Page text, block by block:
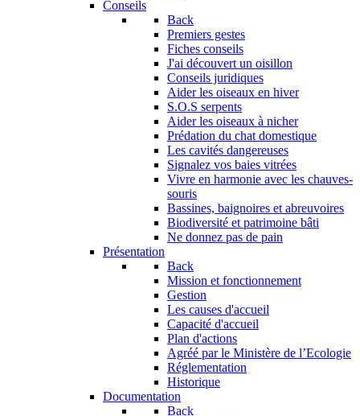
Conseils
Back
Premiers gestes
Fiches conseils
J'ai découvert un oisillon
Conseils juridiques
Aider les oiseaux en hiver
S.O.S serpents
Aider les oiseaux à nicher
Prédation du chat domestique
Les cavités dangereuses
Signalez vos baies vitrées
Vivre en harmonie avec les chauves-
souris
Bassines, baignoires et abreuvoires
Biodiversité et patrimoine bâti
Ne donnez pas de pain
Présentation
Back
Mission et fonctionnement
Gestion
Les causes d'accueil
Capacité d'accueil
Plan d'actions
Agréé par le Ministère de l’Ecologie
Réglementation
Historique
Documentation
Back